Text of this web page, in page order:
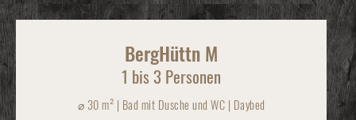
BergHüttn M
1 bis 3 Personen
⌀ 30 m² | Bad mit Dusche und WC | Daybed